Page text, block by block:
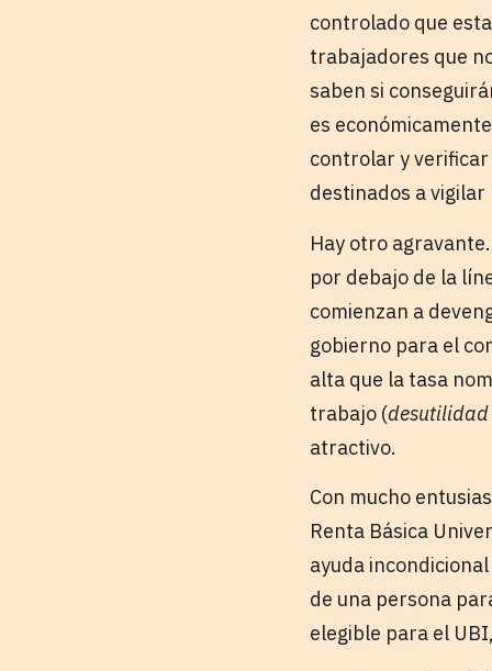
controlado que
trabajadores que
saben si
es
controlar y verificar
destinados a vigilar
Hay otro
por debajo de la
comienzan a
gobierno para el
alta que la tasa
trabajo (desutilidad
atractivo.
Con mucho
Renta Básica
ayuda
de una persona
elegible para el